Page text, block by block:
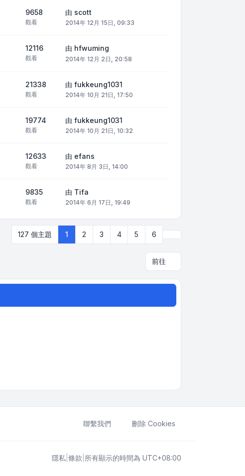
9658
觀看
由 scott
2014年 12月 15日, 09:33
12116
觀看
由 hfwuming
2014年 12月 2日, 20:58
21338
觀看
由 fukkeung1031
2014年 10月 21日, 17:50
19774
觀看
由 fukkeung1031
2014年 10月 21日, 10:32
12633
觀看
由 efans
2014年 8月 3日, 14:00
9835
觀看
由 Tifa
2014年 6月 17日, 19:49
127 個主題 1 2 3 4 5 6
前往
聯繫我們 刪除 Cookies
隱私 條款 所有顯示的時間為 UTC+08:00